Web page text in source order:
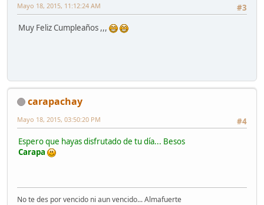
#3
Mayo 18, 2015, 11:12:24 AM
Muy Feliz Cumpleaños ,,,
carapachay
#4
Mayo 18, 2015, 03:50:20 PM
Espero que hayas disfrutado de tu día... Besos
Carapa
No te des por vencido ni aun vencido... Almafuerte